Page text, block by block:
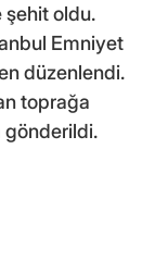
şehit oldu.
Emniyet
düzenlendi.
toprağa